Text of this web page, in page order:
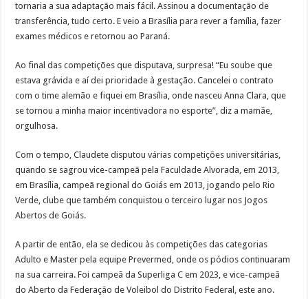
tornaria a sua adaptação mais fácil. Assinou a documentação de
transferência, tudo certo. E veio a Brasília para rever a família, fazer
exames médicos e retornou ao Paraná.
Ao final das competições que disputava, surpresa! “Eu soube que
estava grávida e aí dei prioridade à gestação. Cancelei o contrato
com o time alemão e fiquei em Brasília, onde nasceu Anna Clara, que
se tornou a minha maior incentivadora no esporte”, diz a mamãe,
orgulhosa.
Com o tempo, Claudete disputou várias competições universitárias,
quando se sagrou vice-campeã pela Faculdade Alvorada, em 2013,
em Brasília, campeã regional do Goiás em 2013, jogando pelo Rio
Verde, clube que também conquistou o terceiro lugar nos Jogos
Abertos de Goiás.
A partir de então, ela se dedicou às competições das categorias
Adulto e Master pela equipe Prevermed, onde os pódios continuaram
na sua carreira. Foi campeã da Superliga C em 2023, e vice-campeã
do Aberto da Federação de Voleibol do Distrito Federal, este ano.